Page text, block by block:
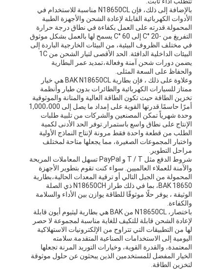
الصفحة الرئيسية
المنتجات
مقاطع فيديو
معلومات عنا
جولة في المصنع
مراقبة الجودة
اتصل بنا
أخبار
الحالات
نتحدث الآن
بالإضافة إلى ذلك، فإن N18650CL مناسبة للاستخدام في
الأدوات الكهربائية القابلة لإعادة الشحن والأجهزة الطبية
المحمولة.قدرته على العمل بكفاءة في نطاق درجة حرارة
التفريغ من -20 °C إلى 60 °C يسمح لها بالعمل بشكل موثوق
في مختلف الظروف البيئية، من البيئات الخارجية الباردة إلى
البيئات الداخلية الدافئة. الحد الأقصى لتيار الشحن من 1C
يضمن دورات شحن آمنة وفعالة،تمديد عمر البطارية
والحفاظ على السعة المثلى.
وعلاوة على ذلك ، فإن بطارية BAK N18650CL هي خيار
ممتاز للسيارات الكهربائية والطائرات بدون طيار وأنظمة
تخزين الطاقة حيث تكون الطاقة العالية والمتانة والموثوقية
أمرًا حاسمًا.قدرتها القوية على إمداد ما يصل إلى 1,000،000
وحدة شهرياً تمكن المصنعين والشركات من تلبية طلبات
الإنتاج على نطاق واسع باستمرار.توفر الحد الأدنى لكمية
الطلب من قطعة واحدة فقط مرونة لإنتاج النماذج الأولية
واختبار المجموعات الصغيرة، مما يجعلها متاحة لمختلف
مراحل التطوير.
شروط الدفع مثل T / T و PayPal تسهل المعاملات المريحة
والآمنة للعملاء العالميين. سواء كنت تقوم بتطوير الأجهزة
المحمولة من الجيل التالي أو ترقية المعدات الحالية،بطارية
BAK 18650، بما في ذلك طراز N18650CH ذي الصلة
الوثيقة ، يوفر حلًا موثوقًا للطاقة يوازن بين الأداء والسلامة
والكفاءة.
باختصار، N18650CL من BAK هي بطارية ليثيوم أيون قابلة
لإعادة الشحن قابلة للتكيف للغاية مناسبة لمجموعة لا حصر
لها من التطبيقات التي تتراوح من الإلكترونيات الاستهلاكية
اليومية إلى الاستخدامات الصناعية المتقدمة.سلامته
المعتمدة، والقدرة القوية، وخيارات التوريد المرنة تجعلها
الخيار المفضل للمستخدمين الذين يبحثون عن حلول موثوقة
لتخزين الطاقة.